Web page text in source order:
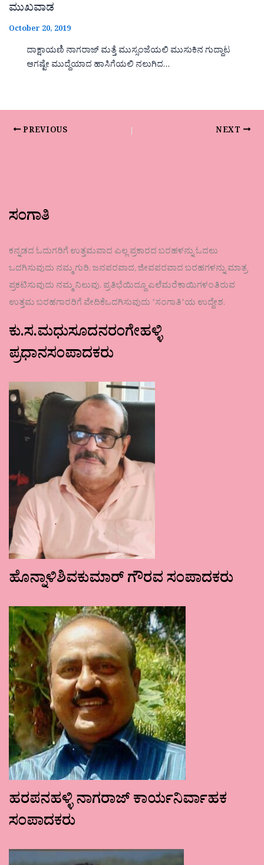
ಮುಖವಾಡ
October 20, 2019
ದಾಕ್ಷಾಯಣಿ ನಾಗರಾಜ್ ಮತ್ತೆ ಮುಸ್ಸಂಜೆಯಲಿ ಮುಸುಕಿನ ಗುದ್ದಾಟ
ಆಗಷ್ಟೇ ಮುದ್ದೆಯಾದ ಹಾಸಿಗೆಯಲಿ ನಲುಗಿದ…
PREVIOUS NEXT
ಸಂಗಾತಿ
ಕನ್ನಡದ ಓದುಗರಿಗೆ ಉತ್ತಮವಾದ ಎಲ್ಲ ಪ್ರಕಾರದ ಬರಹಳನ್ನು ಓದಲು
ಒದಗಿಸುವುದು ನಮ್ಮ ಗುರಿ. ಜನಪರವಾದ, ಜೀವಪರವಾದ ಬರಹಗಳನ್ನು ಮಾತ್ರ
ಪ್ರಕಟಿಸುವುದು ನಮ್ಮ ನಿಲುವು. ಪ್ರತಿಭೆಯಿದ್ದೂ ಎಲೆಮರೆಕಾಯಿಗಳಂತಿರುವ
ಉತ್ತಮ ಬರಹಗಾರರಿಗೆ ವೇದಿಕೆಒದಗಿಸುವುದು ʼಸಂಗಾತಿʼಯ ಉದ್ದೇಶ.
ಕು.ಸ.ಮಧುಸೂದನರಂಗೇಹಳ್ಳಿ
ಪ್ರಧಾನಸಂಪಾದಕರು
ಹೊನ್ನಾಳಿಶಿವಕುಮಾರ್ ಗೌರವ ಸಂಪಾದಕರು
ಹರಪನಹಳ್ಳಿ ನಾಗರಾಜ್ ಕಾರ್ಯನಿರ್ವಾಹಕ
ಸಂಪಾದಕರು